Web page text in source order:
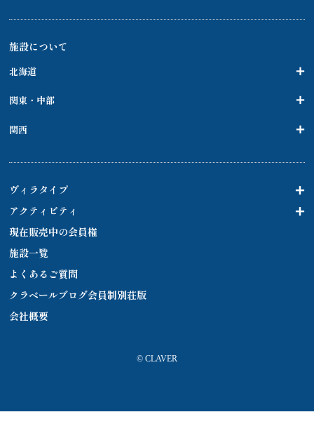
施設について
北海道
関東・中部
関西
ヴィラタイプ
アクティビティ
現在販売中の会員権
施設一覧
よくあるご質問
クラベールブログ会員制別荘版
会社概要
© CLAVER